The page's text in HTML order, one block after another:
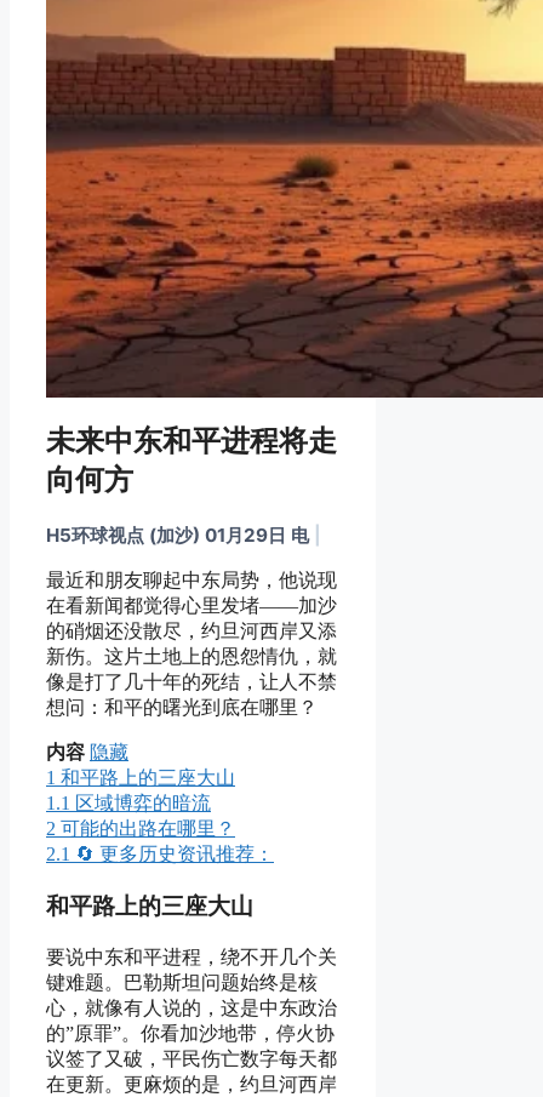
未来中东和平进程将走
向何方
H5环球视点 (加沙) 01月29日 电
最近和朋友聊起中东局势，他说现
在看新闻都觉得心里发堵——加沙
的硝烟还没散尽，约旦河西岸又添
新伤。这片土地上的恩怨情仇，就
像是打了几十年的死结，让人不禁
想问：和平的曙光到底在哪里？
内容 隐藏
1 和平路上的三座大山
1.1 区域博弈的暗流
2 可能的出路在哪里？
2.1 🔄 更多历史资讯推荐：
和平路上的三座大山
要说中东和平进程，绕不开几个关
键难题。巴勒斯坦问题始终是核
心，就像有人说的，这是中东政治
的”原罪”。你看加沙地带，停火协
议签了又破，平民伤亡数字每天都
在更新。更麻烦的是，约旦河西岸